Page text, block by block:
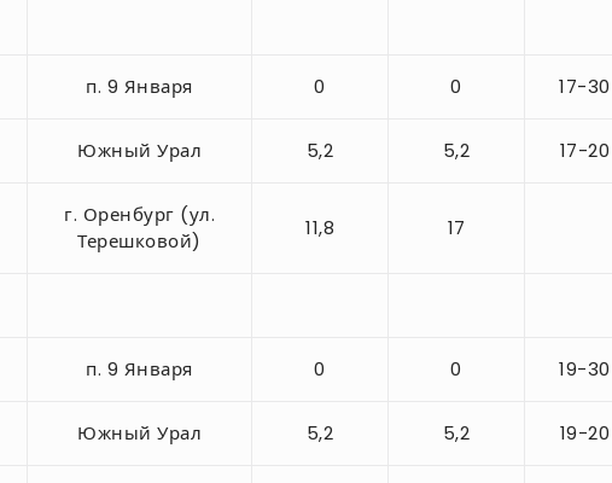
п. 9 Января 0 0 17-30
Южный Урал 5,2 5,2 17-20
г. Оренбург (ул.
Терешковой)
11,8 17
п. 9 Января 0 0 19-30
Южный Урал 5,2 5,2 19-20